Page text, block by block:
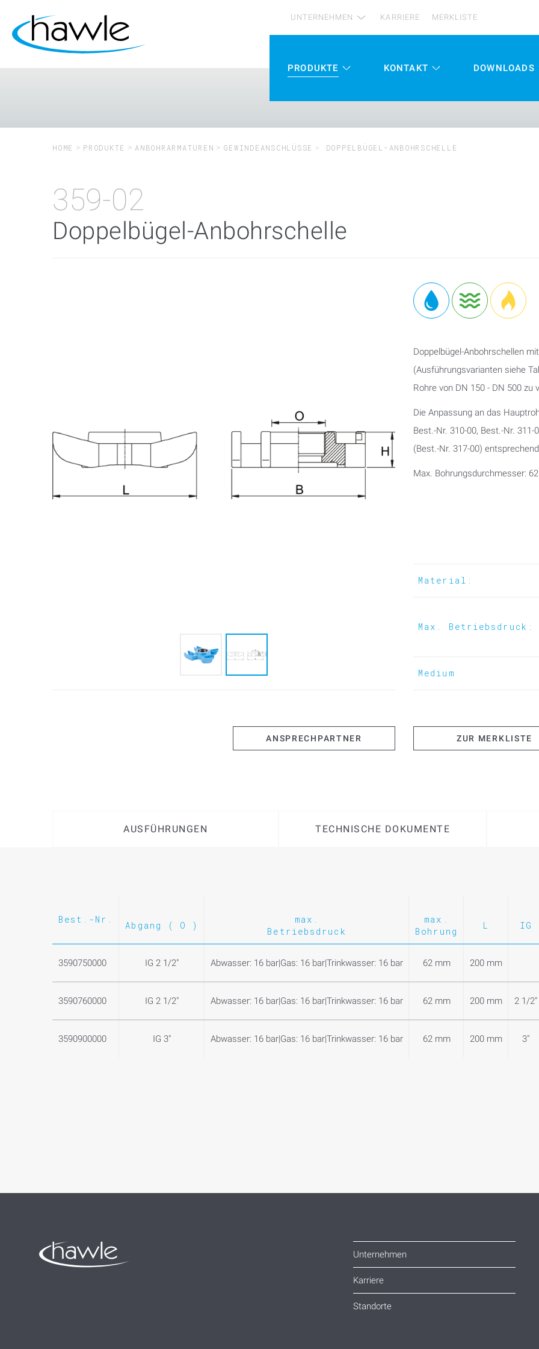
UNTERNEHMEN KARRIERE MERKLISTE
PRODUKTE KONTAKT DOWNLOADS
HOME PRODUKTE ANBOHRARMATUREN GEWINDEANSCHLÜSSE DOPPELBÜGEL-ANBOHRSCHELLE
359-02
Doppelbügel-Anbohrschelle
Doppelbügel-Anbohrschellen
(Ausführungsvarianten siehe
Rohre von DN 150 - DN 500 zu
Die Anpassung an das
Best.-Nr. 310-00, Best.-Nr.
(Best.-Nr. 317-00)
Max. Bohrungsdurchmesser:
Material:
Max. Betriebsdruck:
Medium
ANSPRECHPARTNER ZUR MERKLISTE
AUSFÜHRUNGEN TECHNISCHE DOKUMENTE
Best.-Nr.
Abgang ( O )
max.
Betriebsdruck
max.
Bohrung
L IG
3590750000 IG 2 1/2" Abwasser: 16 bar|Gas: 16 bar|Trinkwasser: 16 bar 62 mm 200 mm
3590760000 IG 2 1/2" Abwasser: 16 bar|Gas: 16 bar|Trinkwasser: 16 bar 62 mm 200 mm 2 1/2"
3590900000 IG 3" Abwasser: 16 bar|Gas: 16 bar|Trinkwasser: 16 bar 62 mm 200 mm 3"
Unternehmen
Karriere
Standorte